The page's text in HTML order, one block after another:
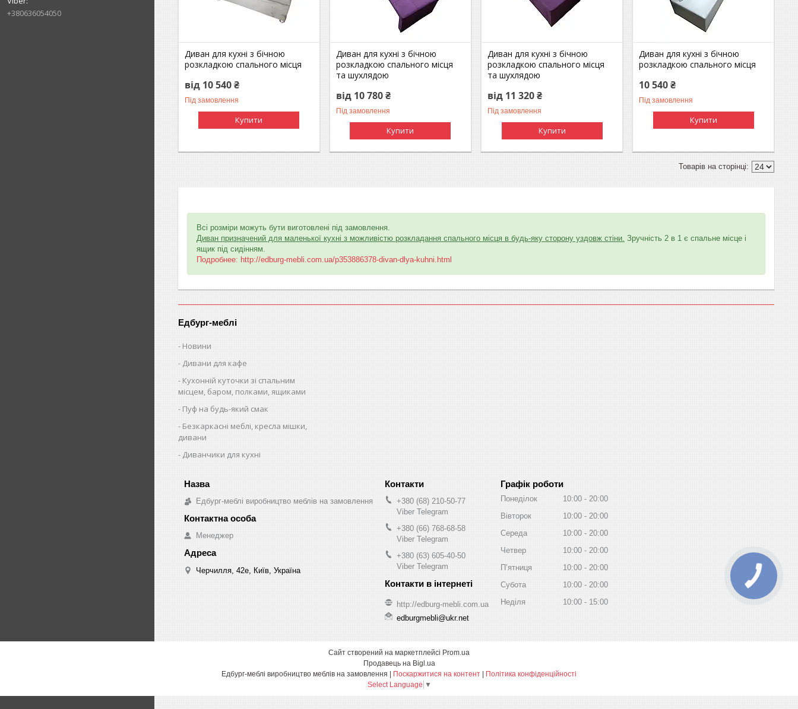
+380636054050
Диван для кухні з бічною
розкладкою спального місця
від 10 540 ₴
Під замовлення
Купити
Диван для кухні з бічною
розкладкою спального місця
та шухлядою
від 10 780 ₴
Під замовлення
Купити
Диван для кухні з бічною
розкладкою спального місця
та шухлядою
від 11 320 ₴
Під замовлення
Купити
Диван для кухні з бічною
розкладкою спального місця
10 540 ₴
Під замовлення
Купити
Всі розміри можуть бути виготовлені під замовлення.
Диван призначений для маленької кухні з можливістю розкладання спального місця в будь-яку сторону уздовж стіни. Зручність 2 в 1 є спальне місце і
ящик під сидінням.
Подробнее: http://edburg-mebli.com.ua/p353886378-divan-dlya-kuhni.html
Едбург-меблі
Новини
Дивани для кафе
Кухонній куточки зі спальним
місцем, баром, полками, ящиками
Пуф на будь-який смак
Безкаркасні меблі, кресла мішки,
дивани
Диванчики для кухні
Едбург-меблі виробництво меблів на замовлення
Менеджер
Черчилля, 42е, Київ, Україна
+380 (68) 210-50-77
Viber Telegram
+380 (66) 768-68-58
Viber Telegram
+380 (63) 605-40-50
Viber Telegram
http://edburg-mebli.com.ua
edburgmebli@ukr.net
Графік роботи
Понеділок 10:00
20:00
Вівторок
10:00
20:00
Середа
10:00
20:00
Четвер
10:00
20:00
Пʼятниця
10:00
20:00
Субота
10:00
20:00
Неділя
10:00 15:00
Сайт створений на маркетплейсі Prom.ua
Продавець на Bigl.ua
Едбург-меблі виробництво меблів на замовлення | Поскаржитися на контент | Політика конфіденційності
Select Language ▼